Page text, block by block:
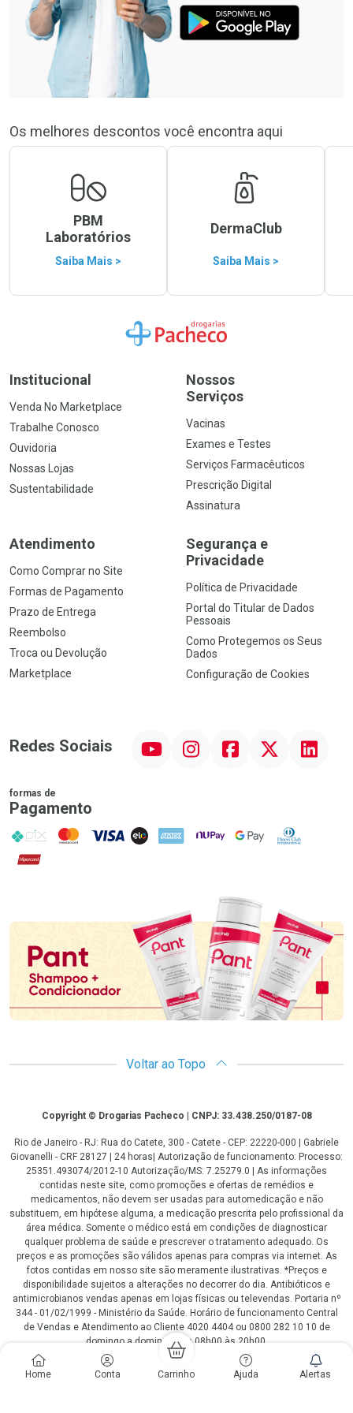
Home Conta Carrinho Ajuda Alertas
Os melhores descontos você encontra aqui
PBM
Laboratórios
Saiba Mais >
DermaClub
Saiba Mais >
Ir para a Home
Institucional
Venda No Marketplace
Trabalhe Conosco
Ouvidoria
Nossas Lojas
Sustentabilidade
Nossos
Serviços
Vacinas
Exames e Testes
Serviços Farmacêuticos
Prescrição Digital
Assinatura
Atendimento
Como Comprar no Site
Formas de Pagamento
Prazo de Entrega
Reembolso
Troca ou Devolução
Marketplace
Segurança e
Privacidade
Política de Privacidade
Portal do Titular de Dados
Pessoais
Como Protegemos os Seus
Dados
Configuração de Cookies
Redes Sociais InstagramFacebookTwitter Linkedin
formas de
Pagamento
PIX MasterCard
VISA ELO AMEX NuPay Google PayDiners Club
Hipercard
Voltar ao Topo
CopyrightCopyright © Drogarias Pacheco | CNPJ: 33.438.250/0187-08
Rio de Janeiro - RJ: Rua do Catete, 300 - Catete - CEP: 22220-000 | Gabriele
Giovanelli - CRF 28127 | 24 horas| Autorização de funcionamento: Processo:
25351.493074/2012-10 Autorização/MS: 7.25279.0 | As informações
contidas neste site, como promoções e ofertas de remédios e
medicamentos, não devem ser usadas para automedicação e não
substituem, em hipótese alguma, a medicação prescrita pelo profissional da
área médica. Somente o médico está em condições de diagnosticar
qualquer problema de saúde e prescrever o tratamento adequado. Os
preços e as promoções são válidos apenas para compras via internet. As
fotos contidas em nosso site são meramente ilustrativas. *Preços e
disponibilidade sujeitos a alterações no decorrer do dia. Antibióticos e
antimicrobianos vendas apenas em lojas físicas ou televendas. Portaria nº
344 - 01/02/1999 - Ministério da Saúde. Horário de funcionamento Central
de Vendas e Atendimento ao Cliente 4020 4404 ou 0800 282 10 10 de
domingo a domingo das 08h00 às 20h00.
LGPD Aceite os Cookies